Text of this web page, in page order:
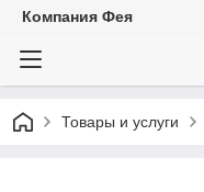
Компания Фея
Товары и услуги